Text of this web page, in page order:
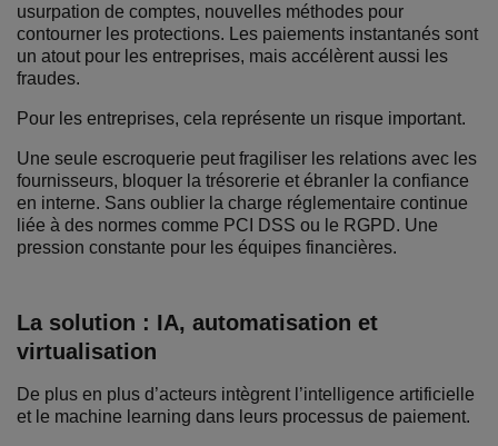
usurpation de comptes, nouvelles méthodes pour
contourner les protections. Les paiements instantanés sont
un atout pour les entreprises, mais accélèrent aussi les
fraudes.
Pour les entreprises, cela représente un risque important.
Une seule escroquerie peut fragiliser les relations avec les
fournisseurs, bloquer la trésorerie et ébranler la confiance
en interne. Sans oublier la charge réglementaire continue
liée à des normes comme PCI DSS ou le RGPD. Une
pression constante pour les équipes financières.
La solution : IA, automatisation et
virtualisation
De plus en plus d’acteurs intègrent l’intelligence artificielle
et le machine learning dans leurs processus de paiement.